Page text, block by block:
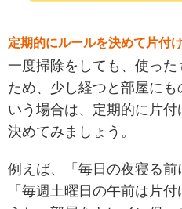
定期的にルールを決めて片付
一度掃除をしても、使っ
ため、少し経つと部屋に
いう場合は、定期的に片
決めてみましょう。
例えば、「毎日の夜寝る前
「毎週土曜日の午前は片